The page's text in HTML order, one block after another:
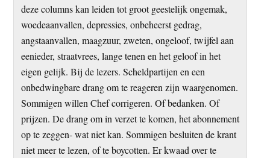
deze columns kan leiden tot groot geestelijk ongemak,
woedeaanvallen, depressies, onbeheerst gedrag,
angstaanvallen, maagzuur, zweten, ongeloof, twijfel aan
eenieder, straatvrees, lange tenen en het geloof in het
eigen gelijk. Bij de lezers. Scheldpartijen en een
onbedwingbare drang om te reageren zijn waargenomen.
Sommigen willen Chef corrigeren. Of bedanken. Of
prijzen. De drang om in verzet te komen, het abonnement
op te zeggen- wat niet kan. Sommigen besluiten de krant
niet meer te lezen, of te boycotten. Er kwaad over te